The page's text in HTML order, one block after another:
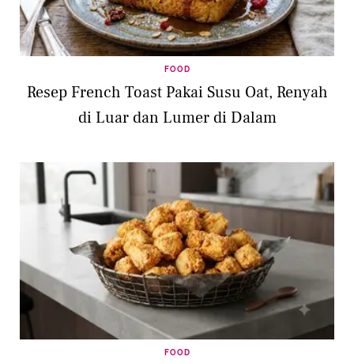
FOOD
Resep French Toast Pakai Susu Oat, Renyah
di Luar dan Lumer di Dalam
FOOD